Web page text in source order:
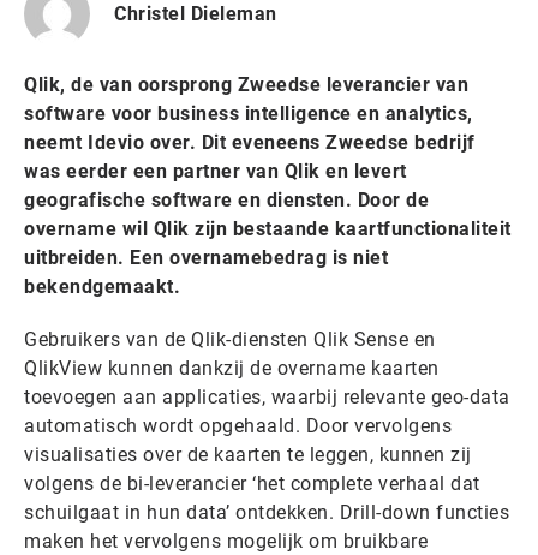
Christel Dieleman
Qlik, de van oorsprong Zweedse leverancier van
software voor business intelligence en analytics,
neemt Idevio over. Dit eveneens Zweedse bedrijf
was eerder een partner van Qlik en levert
geografische software en diensten. Door de
overname wil Qlik zijn bestaande kaartfunctionaliteit
uitbreiden. Een overnamebedrag is niet
bekendgemaakt.
Gebruikers van de Qlik-diensten Qlik Sense en
QlikView kunnen dankzij de overname kaarten
toevoegen aan applicaties, waarbij relevante geo-data
automatisch wordt opgehaald. Door vervolgens
visualisaties over de kaarten te leggen, kunnen zij
volgens de bi-leverancier ‘het complete verhaal dat
schuilgaat in hun data’ ontdekken. Drill-down functies
maken het vervolgens mogelijk om bruikbare